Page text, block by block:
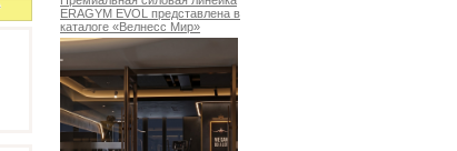
ERAGYM EVOL представлена в
каталоге «Велнесс Мир»